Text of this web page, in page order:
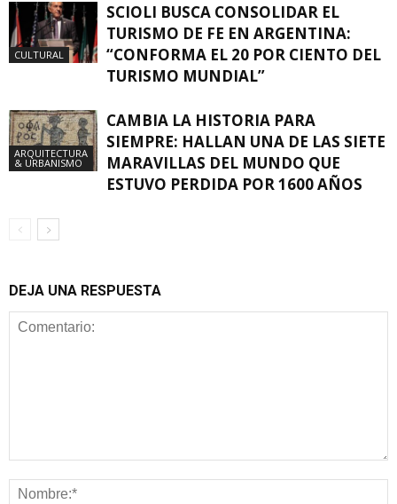
CULTURAL
SCIOLI BUSCA CONSOLIDAR EL
TURISMO DE FE EN ARGENTINA:
“CONFORMA EL 20 POR CIENTO DEL
TURISMO MUNDIAL”
ARQUITECTURA
& URBANISMO
CAMBIA LA HISTORIA PARA
SIEMPRE: HALLAN UNA DE LAS SIETE
MARAVILLAS DEL MUNDO QUE
ESTUVO PERDIDA POR 1600 AÑOS
DEJA UNA RESPUESTA